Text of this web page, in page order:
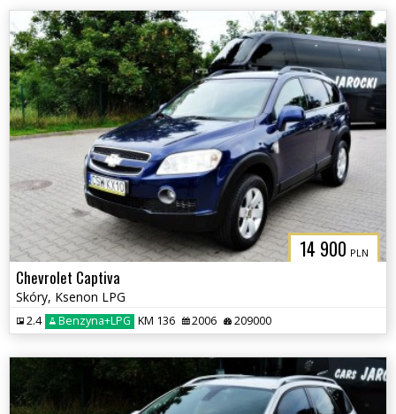
14 900 PLN
Chevrolet Captiva
Skóry, Ksenon LPG
2.4 Benzyna+LPG KM 136 2006 209000